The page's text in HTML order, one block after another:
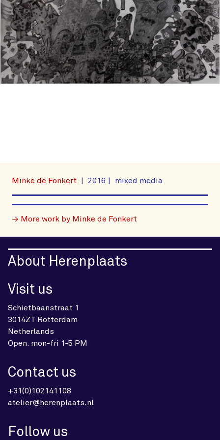
Minke de Fonkert 2016 mixed media
→ More work by Minke de Fonkert
About Herenplaats
Visit us
Schietbaanstraat 1
3014ZT Rotterdam
Netherlands
Open: mon-fri 1-5 PM
Contact us
+31(0)102141108
atelier@herenplaats.nl
Follow us